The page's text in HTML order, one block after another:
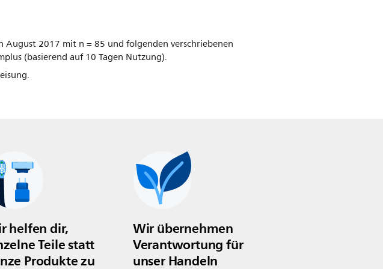
August 2017 mit n = 85 und folgenden verschriebenen
(basierend auf 10 Tagen Nutzung).
helfen dir,
Teile statt
Produkte zu
Wir übernehmen
Verantwortung für
unser Handeln